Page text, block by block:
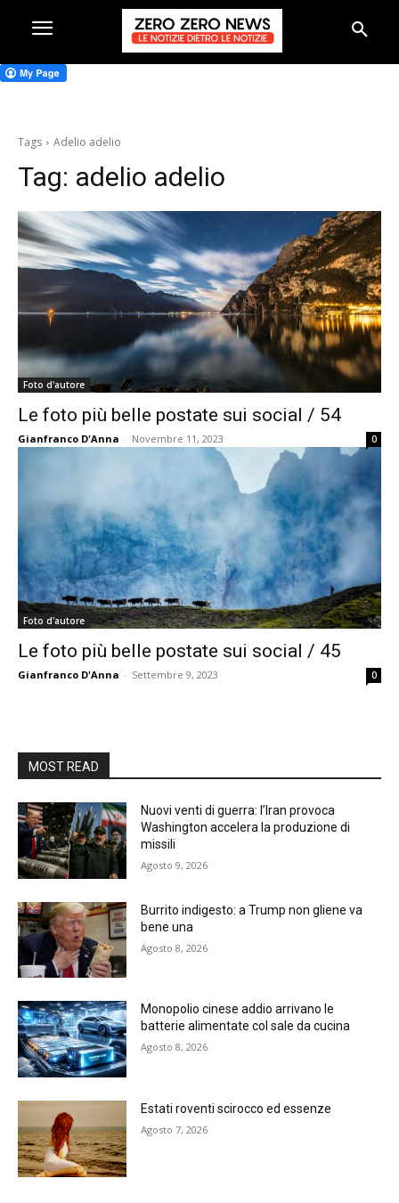
Tags Adelio adelio
Tag: adelio adelio
Foto d'autore
Le foto più belle postate sui social / 54
Gianfranco D'Anna - Novembre 11, 2023 0
Foto d'autore
Le foto più belle postate sui social / 45
Gianfranco D'Anna - Settembre 9, 2023 0
MOST READ
Nuovi venti di guerra: l’Iran provoca
Washington accelera la produzione di
missili
Agosto 9, 2026
Burrito indigesto: a Trump non gliene va
bene una
Agosto 8, 2026
Monopolio cinese addio arrivano le
batterie alimentate col sale da cucina
Agosto 8, 2026
Estati roventi scirocco ed essenze
Agosto 7, 2026